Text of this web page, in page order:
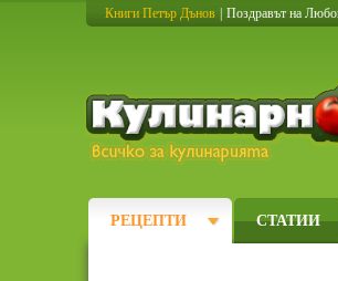
Книги Петър Дънов Поздравът на
РЕЦЕПТИ СТАТИИ